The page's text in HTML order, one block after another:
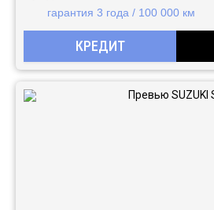
гарантия 3 года / 100 000 км
КРЕДИТ